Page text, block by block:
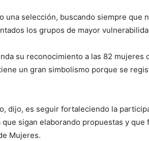
una selección, buscando siempre que
los grupos de mayor
su reconocimiento a las 82 mujeres
un gran simbolismo porque se
dijo, es seguir fortaleciendo la
sigan elaborando propuestas y que
Mujeres.